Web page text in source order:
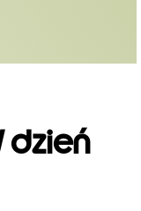
dzień